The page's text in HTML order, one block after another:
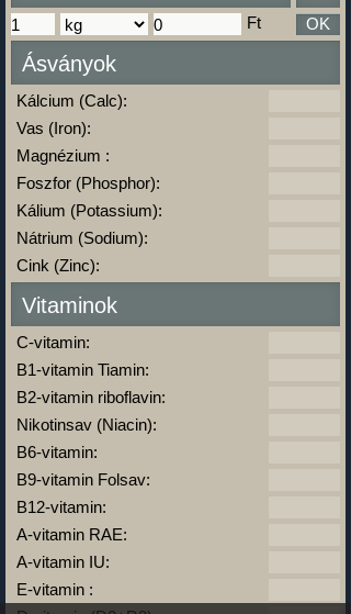
Ft OK
Ásványok
Kálcium (Calc):
Vas (Iron):
Magnézium :
Foszfor (Phosphor):
Kálium (Potassium):
Nátrium (Sodium):
Cink (Zinc):
Vitaminok
C-vitamin:
B1-vitamin Tiamin:
B2-vitamin riboflavin:
Nikotinsav (Niacin):
B6-vitamin:
B9-vitamin Folsav:
B12-vitamin:
A-vitamin RAE:
A-vitamin IU:
E-vitamin :